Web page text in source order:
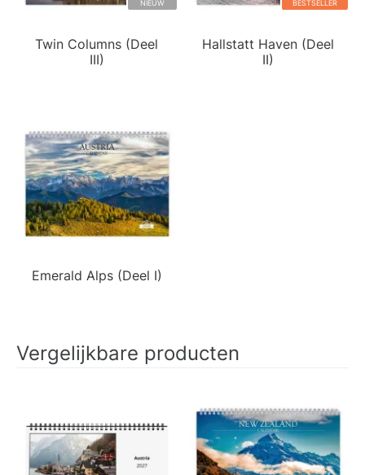
NIEUW
Twin Columns (Deel
III)
BESTSELLER
Hallstatt Haven (Deel
II)
Emerald Alps (Deel I)
Vergelijkbare producten